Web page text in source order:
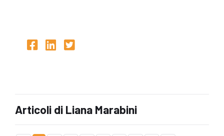
Articoli di Liana Marabini